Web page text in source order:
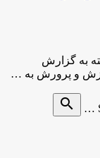
گذشته به گزارش
و پرورش به …
search